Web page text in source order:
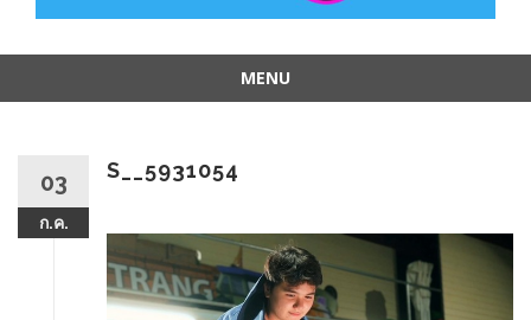
MENU
03
ก.ค.
S__5931054